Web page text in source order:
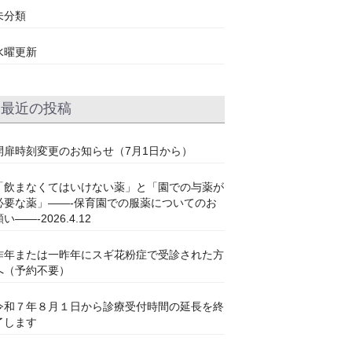
分類
曜更新
最近の投稿
扉時刻変更のお知らせ（7月1日から）
飲まなくてはいけない薬」と「園での与薬が
要な薬」——-保育園での服薬についてのお
い——-2026.4.12
年または一昨年にスギ花粉症で受診された方
（予約不要）
和７年８月１日から診療受付時間の延長を終
します